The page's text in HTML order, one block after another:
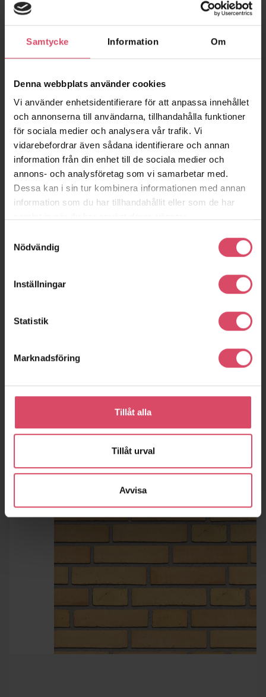
Samtycke Information Om
Denna webbplats använder cookies
Vi använder enhetsidentifierare för att anpassa innehållet
och annonserna till användarna, tillhandahålla funktioner
för sociala medier och analysera vår trafik. Vi
vidarebefordrar även sådana identifierare och annan
information från din enhet till de sociala medier och
annons- och analysföretag som vi samarbetar med.
Dessa kan i sin tur kombinera informationen med annan
information som du har tillhandahållit eller som de har
Nödvändig
Inställningar
Statistik
Marknadsföring
Tillåt alla
Tillåt urval
Avvisa
hittar en beskrivning över hur du lägger in bilden i ditt 3D-
program, underBIM.